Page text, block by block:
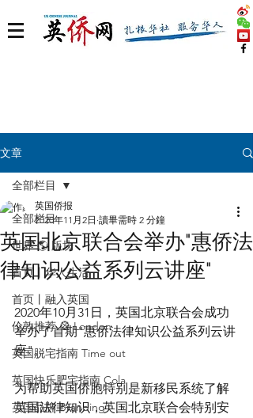
文章
全部栏目
世界 🌎 版块
首页丨华人生活
首页丨融入英国
伦敦推荐 🎡 London
英国脱宅指南 Time out
英国快乐肥宅指南 Cola
英国品牌 Branding
全部栏目
英国北京联合会举办"惠侨法
律知识公益系列云讲座"
英国侨报
2020年11月2日 讀畢需時 2 分鐘
2020年10月31日，英国北京联合会成功
举办了首期"惠侨法律知识公益系列云讲
座"。
为帮助英国侨胞特别是新移民系统了解
英国法律知识，英国北京联合会特别安